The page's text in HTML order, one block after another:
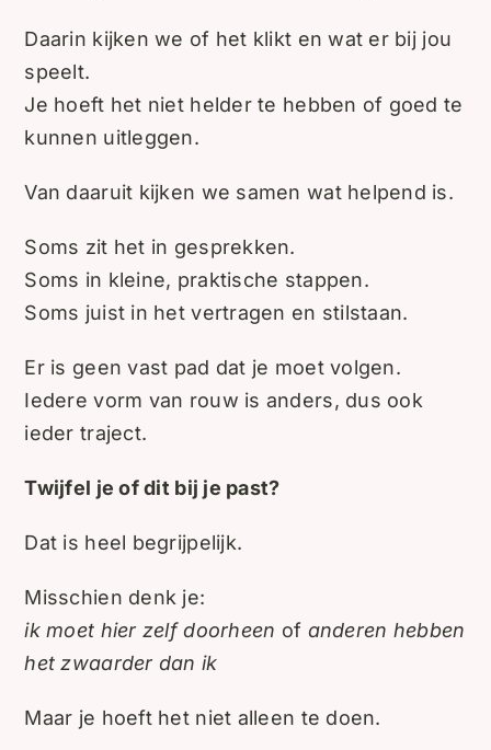
Daarin kijken we of het klikt en wat er bij jou
speelt.
Je hoeft het niet helder te hebben of goed te
kunnen uitleggen.
Van daaruit kijken we samen wat helpend is.
Soms zit het in gesprekken.
Soms in kleine, praktische stappen.
Soms juist in het vertragen en stilstaan.
Er is geen vast pad dat je moet volgen.
Iedere vorm van rouw is anders, dus ook
ieder traject.
Twijfel je of dit bij je past?
Dat is heel begrijpelijk.
Misschien denk je:
ik moet hier zelf doorheen of anderen hebben
het zwaarder dan ik
Maar je hoeft het niet alleen te doen.